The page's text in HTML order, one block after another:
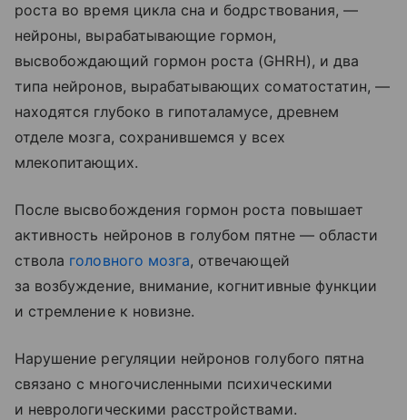
роста во время цикла сна и бодрствования, —
нейроны, вырабатывающие гормон,
высвобождающий гормон роста (GHRH), и два
типа нейронов, вырабатывающих соматостатин, —
находятся глубоко в гипоталамусе, древнем
отделе мозга, сохранившемся у всех
млекопитающих.
После высвобождения гормон роста повышает
активность нейронов в голубом пятне — области
ствола головного мозга, отвечающей
за возбуждение, внимание, когнитивные функции
и стремление к новизне.
Нарушение регуляции нейронов голубого пятна
связано с многочисленными психическими
и неврологическими расстройствами.